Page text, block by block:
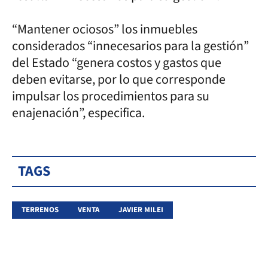
“Mantener ociosos” los inmuebles
considerados “innecesarios para la gestión”
del Estado “genera costos y gastos que
deben evitarse, por lo que corresponde
impulsar los procedimientos para su
enajenación”, especifica.
TAGS
TERRENOS VENTA JAVIER MILEI